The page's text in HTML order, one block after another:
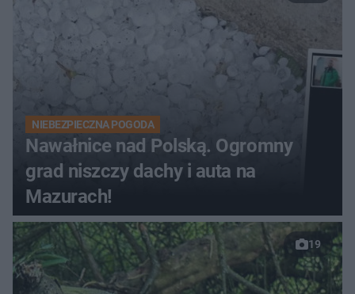
NIEBEZPIECZNA POGODA
Nawałnice nad Polską. Ogromny
grad niszczy dachy i auta na
Mazurach!
19